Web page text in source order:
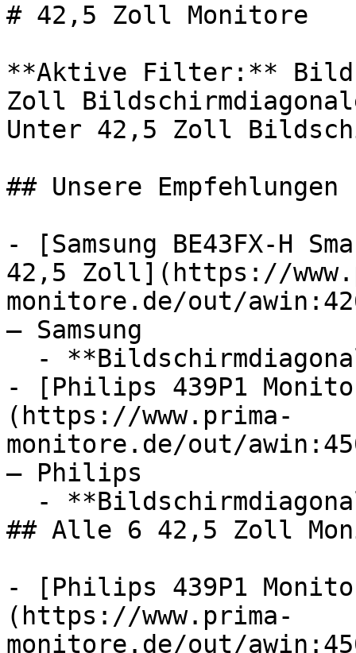
# 42,5 Zoll Monitore
**Aktive Filter:**
Zoll
Unter 42,5 Zoll
## Unsere Empfehlungen
- [Samsung BE43FX-H
42,5 Zoll](https://
monitore.de/out/
— Samsung
- [Philips 439P1
(https://www.prima-
monitore.de/out/
— Philips
## Alle 6 42,5 Zoll
- [Philips 439P1
(https://www.prima-
monitore.de/out/